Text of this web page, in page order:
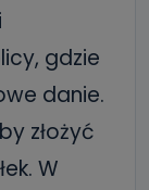
gdzie
danie.
złożyć
W